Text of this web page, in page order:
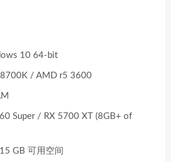
10 64-bit
8700K / AMD r5 3600
Super / RX 5700 XT (8GB+ of
GB 可用空间